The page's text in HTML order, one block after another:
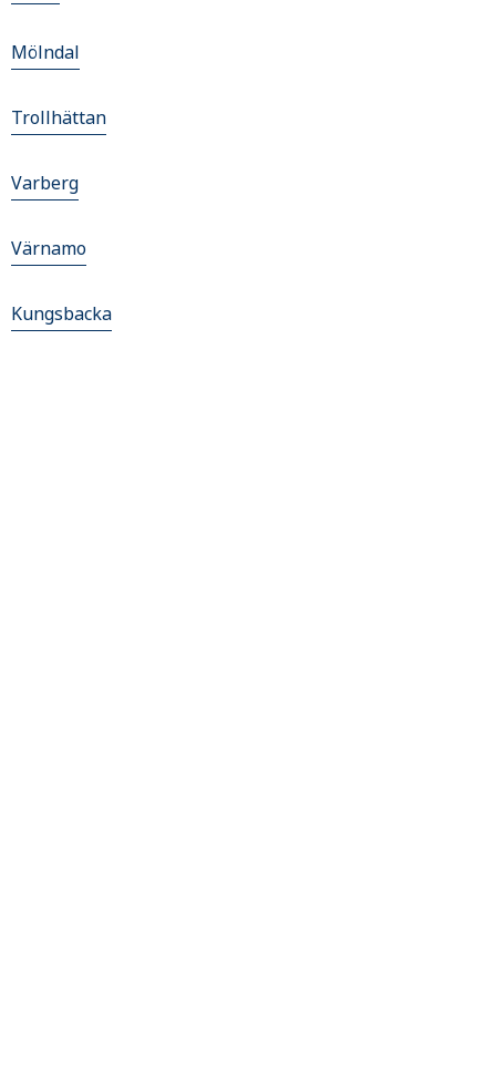
Mölndal
Trollhättan
Varberg
Värnamo
Kungsbacka